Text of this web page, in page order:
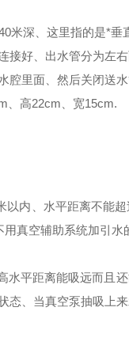
深、这里指的是*垂
接好、出水管分为左
里面、然后关闭送水
、高22cm、宽15cm.
内、水平距离不能
真空辅助系统加引水
水平距离能吸远而且
、当真空泵抽吸上